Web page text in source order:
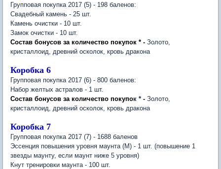
Групповая покупка 2017 (5) - 198 баленов:
Свадебный камень - 25 шт.
Камень очистки - 10 шт.
Замок очистки - 10 шт.
Состав бонусов за количество покупок * - Золото,
кристаллоид, древний осколок, кровь дракона
Коробка 6
Групповая покупка 2017 (6) - 800 баленов:
Набор желтых астралов - 1 шт.
Состав бонусов за количество покупок * - Золото,
кристаллоид, древний осколок, кровь дракона
Коробка 7
Групповая покупка 2017 (7) - 1688 баленов
Эссенция повышения уровня маунта (М) - 1 шт. (повышение 1
звезды маунту, если маунт ниже 5 уровня)
Кнут тренировки маунта - 100 шт.